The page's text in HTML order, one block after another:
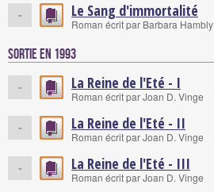
- Le Sang d'immortalité
Roman écrit par Barbara Hambly
Sortie en 1993
- La Reine de l'Eté - I
Roman écrit par Joan D. Vinge
- La Reine de l'Eté - II
Roman écrit par Joan D. Vinge
- La Reine de l'Eté - III
Roman écrit par Joan D. Vinge